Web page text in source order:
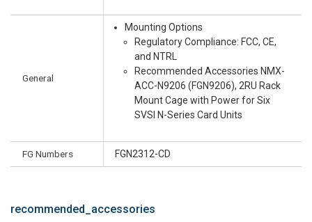
General
Mounting Options
Regulatory Compliance: FCC, CE,
and NTRL
Recommended Accessories NMX-
ACC-N9206 (FGN9206), 2RU Rack
Mount Cage with Power for Six
SVSI N-Series Card Units
FG Numbers FGN2312-CD
recommended_accessories